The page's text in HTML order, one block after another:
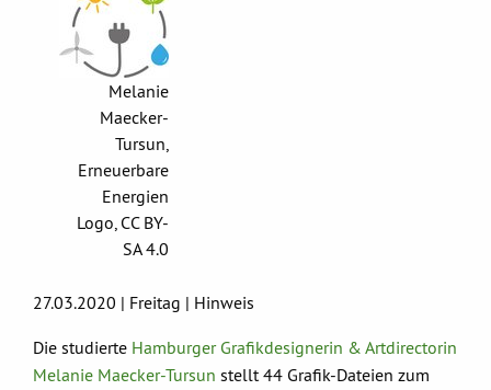
Melanie
Maecker-
Tursun,
Erneuerbare
Energien
Logo, CC BY-
SA 4.0
27.03.2020 | Freitag | Hinweis
Die studierte Hamburger Grafikdesignerin & Artdirectorin
Melanie Maecker-Tursun stellt 44 Grafik-Dateien zum